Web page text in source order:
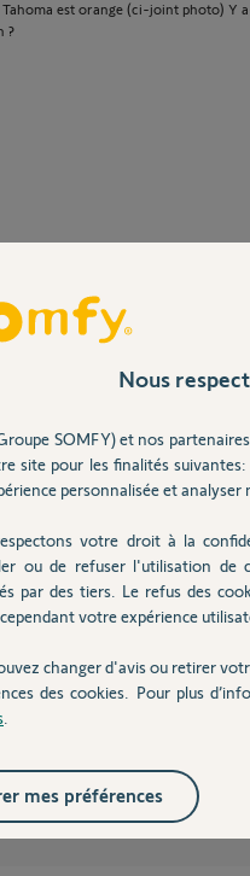
Tahoma est orange (ci-joint photo) Y
?
de là.
de câble Ethernet ?
@ qui est orange, c'est le voyant de
Je ne comprends pourquoi ! Y a-t-il un
pour vos réponses, bonne soirée
Nous
SOMFY) et nos
site pour les finalités
personnalisée et analyser
votre droit à la
ou de refuser l'utilisation de
par des tiers. Le refus des
votre expérience
changer d'avis ou retirer
des cookies. Pour plus
mes préférences